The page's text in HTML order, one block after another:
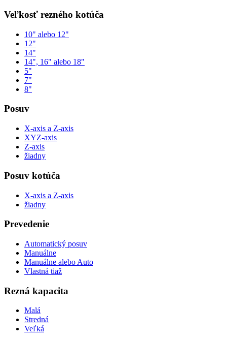
Veľkosť rezného kotúča
10" alebo 12"
12"
14"
14", 16" alebo 18"
5"
7"
8"
Posuv
X-axis a Z-axis
XYZ-axis
Z-axis
žiadny
Posuv kotúča
X-axis a Z-axis
žiadny
Prevedenie
Automatický posuv
Manuálne
Manuálne alebo Auto
Vlastná tiaž
Rezná kapacita
Malá
Stredná
Veľká